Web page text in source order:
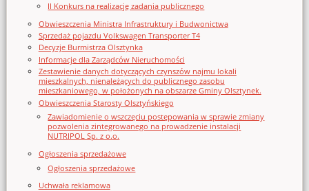
II Konkurs na realizację zadania publicznego
Obwieszczenia Ministra Infrastruktury i Budwonictwa
Sprzedaż pojazdu Volkswagen Transporter T4
Decyzje Burmistrza Olsztynka
Informacje dla Zarządców Nieruchomości
Zestawienie danych dotyczących czynszów najmu lokali
mieszkalnych, nienależących do publicznego zasobu
mieszkaniowego, w położonych na obszarze Gminy Olsztynek.
Obwieszczenia Starosty Olsztyńskiego
Zawiadomienie o wszczęciu postępowania w sprawie zmiany
pozwolenia zintegrowanego na prowadzenie instalacji
NUTRIPOL Sp. z o.o.
Ogłoszenia sprzedażowe
Ogłoszenia sprzedażowe
Uchwała reklamowa